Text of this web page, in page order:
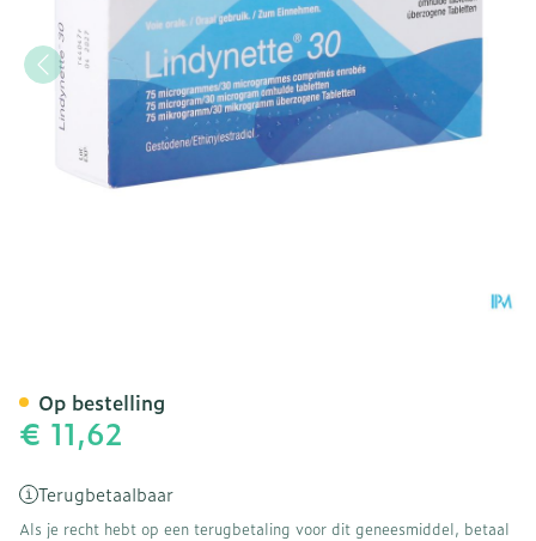
€ 11,62
Terugbetaalbaar
Als je recht hebt op een terugbetaling voor dit geneesmiddel, betaal
Op bestelling